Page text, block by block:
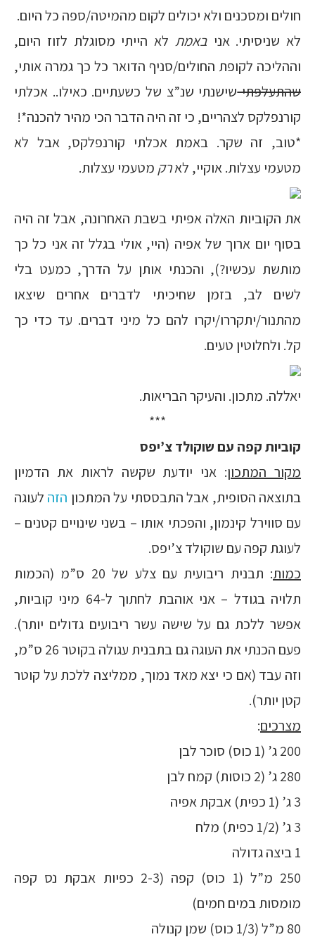
חולים ומסכנים ולא יכולים לקום מהמיטה/ספה כל היום.
לא שניסיתי. אניבאמת לא הייתי מסוגלת לזוז היום,
וההליכה לקופת החולים/סניף הדואר כל כך גמרה אותי,
שהתעלפתישישנתי שנ”צ של כשעתיים. כאילו.. אכלתי
קורנפלקס לצהריים, כי זה היה הדבר הכי מהיר להכנה*!
*טוב, זה שקר. באמת אכלתי קורנפלקס, אבל לא
מטעמי עצלות. אוקיי, לארק מטעמי עצלות.
את הקוביות האלה אפיתי בשבת האחרונה, אבל זה היה
בסוף יום ארוך של אפיה (היי, אולי בגלל זה אני כל כך
מותשת עכשיו?), והכנתי אותן על הדרך, כמעט בלי
לשים לב, בזמן שחיכיתי לדברים אחרים שיצאו
מהתנור/יתקררו/יקרו להם כל מיני דברים. עד כדי כך
קל. ולחלוטין טעים.
יאללה. מתכון. והעיקר הבריאות.
***
קוביות קפה עם שוקולד צ’יפס
מקור המתכון: אני יודעת שקשה לראות את הדמיון
בתוצאה הסופית, אבל התבססתי על המתכון הזה לעוגה
עם סווירל קינמון, והפכתי אותו – בשני שינויים קטנים –
לעוגת קפה עם שוקולד צ’יפס.
כמות
: תבנית ריבועית עם צלע של 20 ס”מ (הכמות
תלויה בגודל – אני אוהבת לחתוך ל-64 מיני קוביות,
אפשר ללכת גם על שישה עשר ריבועים גדולים יותר).
פעם הכנתי את העוגה גם בתבנית עגולה בקוטר 26 ס”מ,
וזה עבד (אם כי יצא מאד נמוך, ממליצה ללכת על קוטר
קטן יותר).
מצרכים:
200 ג’ (1 כוס) סוכר לבן
280 ג’ (2 כוסות) קמח לבן
3 ג’ (1 כפית) אבקת אפיה
3 ג’ (1/2 כפית) מלח
1 ביצה גדולה
250 מ”ל (1 כוס) קפה (2-3 כפיות אבקת נס קפה
מומסות במים חמים)
80 מ”ל (1/3 כוס) שמן קנולה